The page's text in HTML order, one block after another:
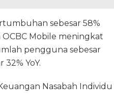
sebesar 58%
Mobile meningkat
pengguna sebesar
YoY.
Nasabah Individu